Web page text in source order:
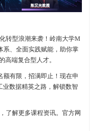
转型浪潮来袭！岭南大学M
系、全面实践赋能，助你掌
高端复合型人才。
额有限，招满即止！现在申
业数据精英之路，解锁数智
了解更多课程资讯。官方网